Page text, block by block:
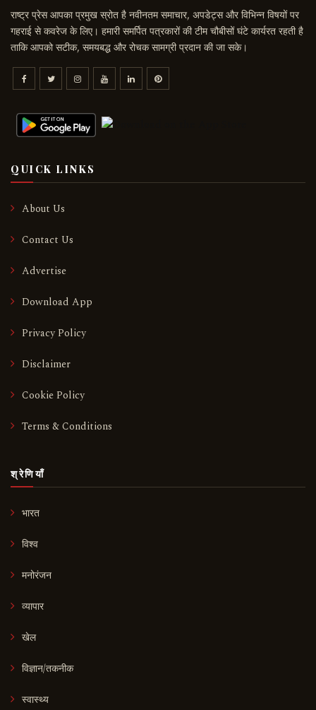
राष्ट्र प्रेस आपका प्रमुख स्रोत है नवीनतम समाचार, अपडेट्स और विभिन्न विषयों पर
गहराई से कवरेज के लिए। हमारी समर्पित पत्रकारों की टीम चौबीसों घंटे कार्यरत रहती है
ताकि आपको सटीक, समयबद्ध और रोचक सामग्री प्रदान की जा सके।
QUICK LINKS
About Us
Contact Us
Advertise
Download App
Privacy Policy
Disclaimer
Cookie Policy
Terms & Conditions
श्रेणियाँ
भारत
विश्व
मनोरंजन
व्यापार
खेल
विज्ञान/तकनीक
स्वास्थ्य